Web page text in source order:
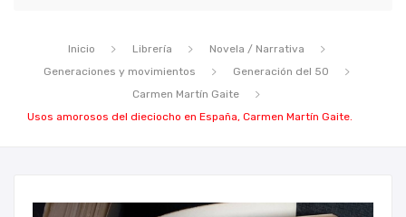
Inicio Librería
Novela / Narrativa
Generaciones y movimientos
Generación del 50
Carmen Martín Gaite
Usos amorosos del dieciocho en España, Carmen Martín Gaite.